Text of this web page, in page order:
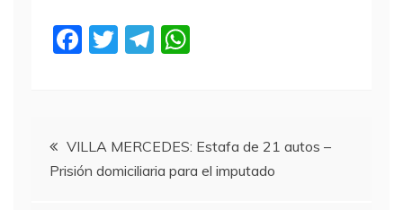
F
b
o
T
T
a
m
A
p
Navegación
de
VILLA MERCEDES: Estafa de 21 autos –
Prisión domiciliaria para el imputado